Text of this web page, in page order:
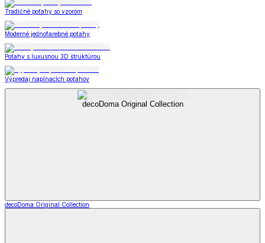
Tradičné poťahy so vzorom
Moderné jednofarebné poťahy
Poťahy s luxusnou 3D štruktúrou
Výpredaj napínacích poťahov
decoDoma Original Collection
decoDoma Original Collection